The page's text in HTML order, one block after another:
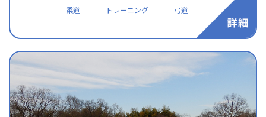
柔道 トレーニング 弓道